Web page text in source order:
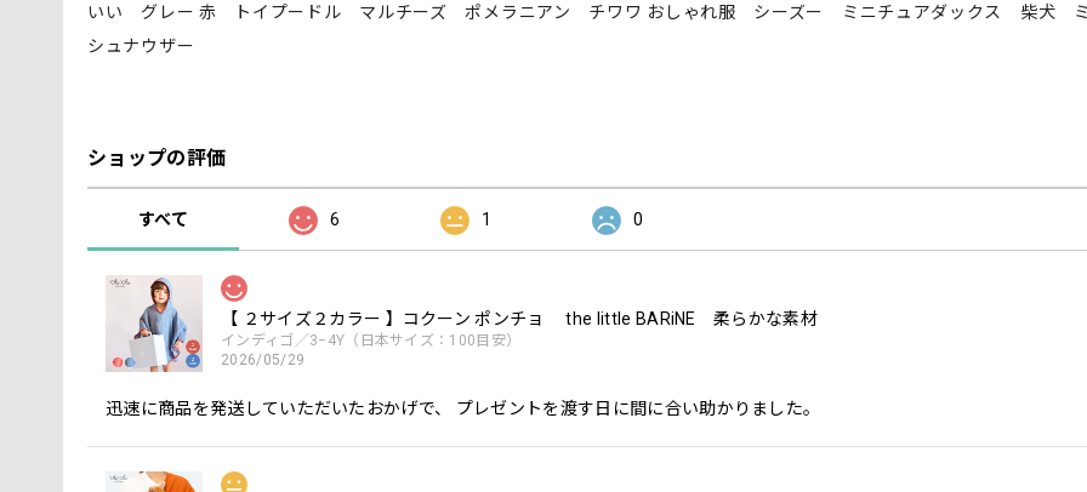
いい グレー 赤 トイプードル マルチーズ ポメラニアン チワワ おしゃれ服 シーズー ミニチュアダックス 柴犬 ミ
シュナウザー
ショップの評価
すべて 6 1 0
【 ２サイズ２カラー 】コクーン ポンチョ the little BARiNE 柔らかな素材
インディゴ／3−4Y（日本サイズ：100目安）
2026/05/29
迅速に商品を発送していただいたおかげで、 プレゼントを渡す日に間に合い助かりました。